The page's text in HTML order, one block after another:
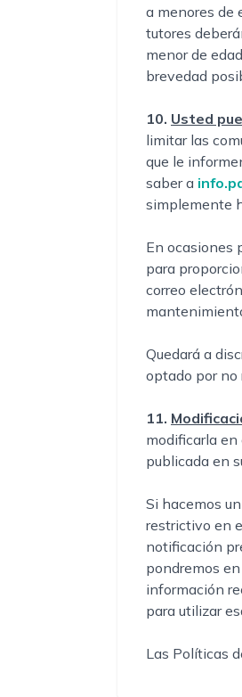
a menores de
tutores
menor de
brevedad
10. Usted
limitar las
que le
saber a
simplemente
En ocasiones
para
correo
Quedará a
optado por no
11.
modificarla en
publicada en
Si hacemos
restrictivo en
notificación
pondremos
información
para utilizar
Las Políticas